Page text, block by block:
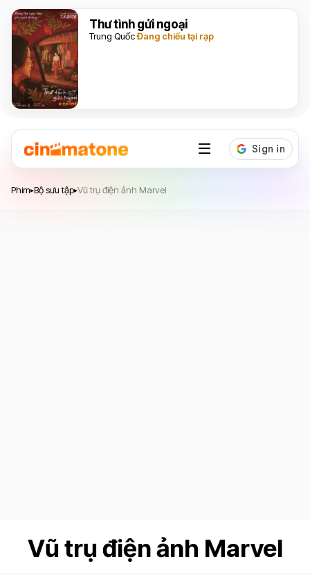
Thư tình gửi ngoại
Trung QuốcĐang chiếu tại rạp
Phim▸Bộ sưu tập▸Vũ trụ điện ảnh Marvel
Vũ trụ điện ảnh Marvel